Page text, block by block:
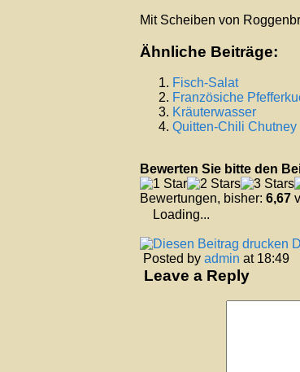
Mit Scheiben von
Ähnliche Beiträge:
Fisch-Salat
Französiche
Kräuterwasser
Quitten-Chili Chutney
Bewerten Sie bitte den
Bewertungen, bisher: 6,67
Loading...
Posted by admin at 18:49
Leave a Reply